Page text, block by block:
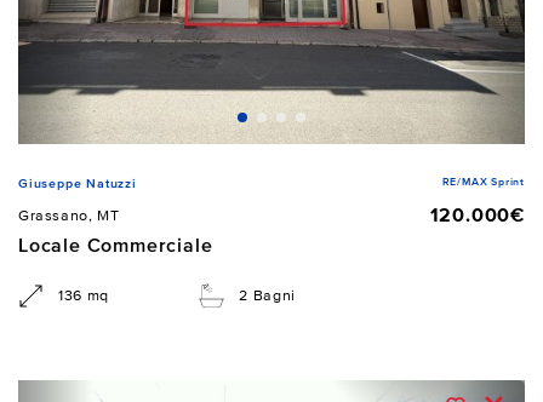
Giuseppe Natuzzi RE/MAX Sprint
Grassano, MT
120.000€
Locale Commerciale
136 mq 2 Bagni